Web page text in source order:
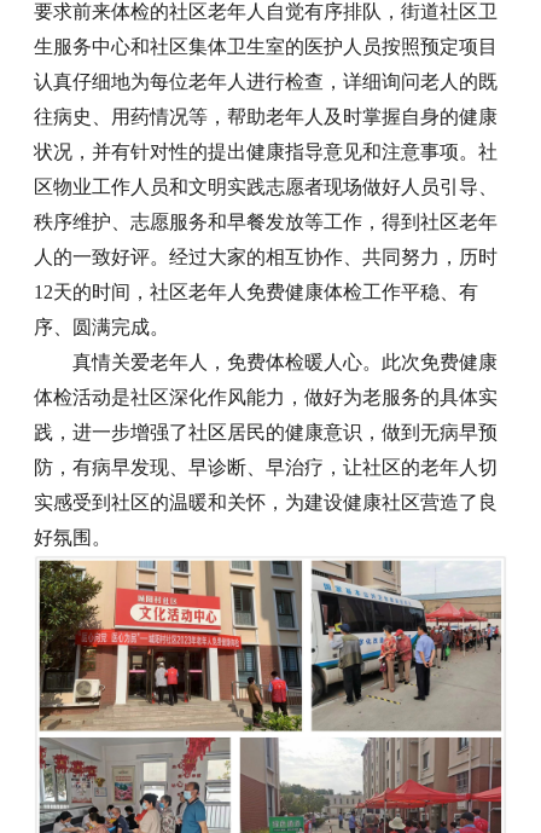
要求前来体检的社区老年人自觉有序排队，街道社区卫
生服务中心和社区集体卫生室的医护人员按照预定项目
认真仔细地为每位老年人进行检查，详细询问老人的既
往病史、用药情况等，帮助老年人及时掌握自身的健康
状况，并有针对性的提出健康指导意见和注意事项。社
区物业工作人员和文明实践志愿者现场做好人员引导、
秩序维护、志愿服务和早餐发放等工作，得到社区老年
人的一致好评。经过大家的相互协作、共同努力，历时
12天的时间，社区老年人免费健康体检工作平稳、有
序、圆满完成。
真情关爱老年人，免费体检暖人心。此次免费健康
体检活动是社区深化作风能力，做好为老服务的具体实
践，进一步增强了社区居民的健康意识，做到无病早预
防，有病早发现、早诊断、早治疗，让社区的老年人切
实感受到社区的温暖和关怀，为建设健康社区营造了良
好氛围。